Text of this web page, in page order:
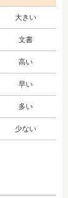
大きい
文書
高い
早い
多い
少ない